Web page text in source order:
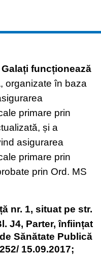
ți funcționează
, organizate în baza
primare prin
și a
asigurarea
primare prin
prin Ord. MS
nr. 1, situat pe str.
J4, Parter, înființat
Sănătate Publică
15.09.2017;